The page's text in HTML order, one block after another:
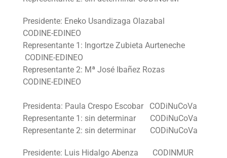
Presidente: Eneko Usandizaga Olazabal
CODINE-EDINEO
Representante 1: Ingortze Zubieta Aurteneche
CODINE-EDINEO
Representante 2: Mª José Ibañez Rozas
CODINE-EDINEO
Presidenta: Paula Crespo Escobar CODiNuCoVa
Representante 1: sin determinar CODiNuCoVa
Representante 2: sin determinar CODiNuCoVa
Presidente: Luis Hidalgo Abenza CODINMUR